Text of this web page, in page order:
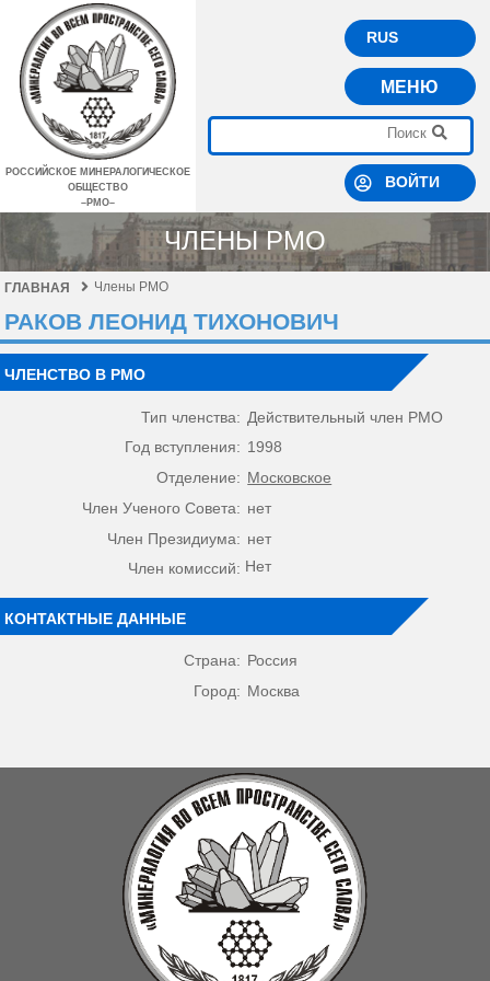
РОССИЙСКОЕ МИНЕРАЛОГИЧЕСКОЕ
ОБЩЕСТВО
–РМО–
RUS
МЕНЮ
ВОЙТИ
ЧЛЕНЫ РМО
ГЛАВНАЯ Члены РМО
РАКОВ ЛЕОНИД ТИХОНОВИЧ
ЧЛЕНСТВО В РМО
Тип членства: Действительный член РМО
Год вступления: 1998
Отделение: Московское
Член Ученого Совета: нет
Член Президиума: нет
Член комиссий: Нет
КОНТАКТНЫЕ ДАННЫЕ
Страна: Россия
Город: Москва